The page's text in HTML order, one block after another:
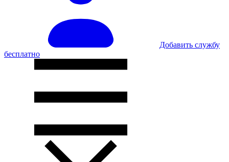
Добавить службу
бесплатно